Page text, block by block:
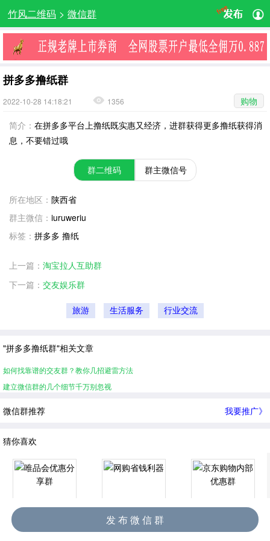
竹风二维码 > 微信群
拼多多撸纸群
2022-10-28 14:18:21 1356
购物
简介： 在拼多多平台上撸纸既实惠又经济，进群获得更多撸纸获得消
息，不要错过哦
群二维码 群主微信号
所在地区： 陕西省
群主微信： iuruweriu
标签： 拼多多 撸纸
上一篇： 淘宝拉人互助群
下一篇： 交友娱乐群
旅游 生活服务 行业交流
"拼多多撸纸群"相关文章
如何找靠谱的交友群？教你几招避雷方法
建立微信群的几个细节千万别忽视
微信群推荐 我要推广》
猜你喜欢
唯品会优惠分享群 网购省钱利器 京东购物内部优惠群
发 布 微 信 群